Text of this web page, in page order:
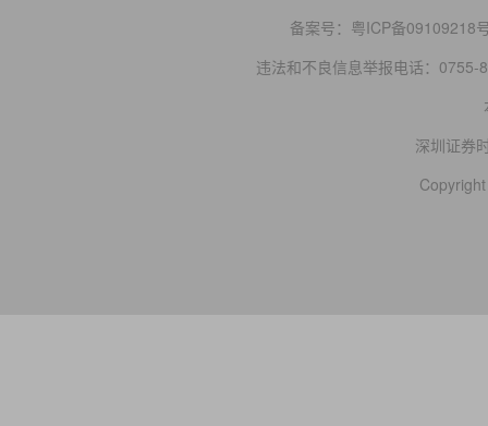
备案号： 粤ICP备09109218
违法和不良信息举报电话：0755-
深圳证券